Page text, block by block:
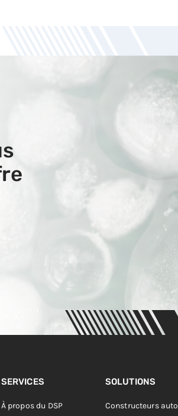
SERVICES
À propos du DSP
SOLUTIONS
Constructeurs